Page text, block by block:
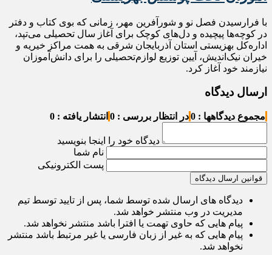
با فرارسیدن فصل نو و شورآفرین مهر، زمانی که بوی کتاب و دفتر
در کوچه‌ها پیچیده و دل‌های کوچک برای آغاز سال تحصیلی می‌تپد،
اداره‌کل بهزیستی استان آذربایجان شرقی به همت مراکز خیریه و
خیران نیک‌اندیش، آیین توزیع لوازم‌تحصیلی را برای دانش‌آموزان
نیازمند خود آغاز کرد.
ارسال دیدگاه
مجموع دیدگاهها : 0 در انتظار بررسی : 0 انتشار یافته : 0
دیدگاه خود را اینجا بنویسید
نام شما
پست الکترونیکی
قوانین ارسال دیدگاه
دیدگاه های ارسال شده توسط شما، پس از تایید توسط تیم
مدیریت در وب منتشر خواهد شد.
پیام هایی که حاوی تهمت یا افترا باشد منتشر نخواهد شد.
پیام هایی که به غیر از زبان فارسی یا غیر مرتبط باشد منتشر
نخواهد شد.